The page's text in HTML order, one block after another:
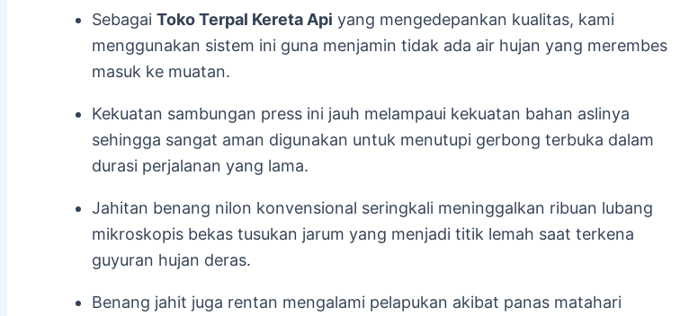
Sebagai Toko Terpal Kereta Api yang mengedepankan kualitas, kami
menggunakan sistem ini guna menjamin tidak ada air hujan yang merembes
masuk ke muatan.
Kekuatan sambungan press ini jauh melampaui kekuatan bahan aslinya
sehingga sangat aman digunakan untuk menutupi gerbong terbuka dalam
durasi perjalanan yang lama.
Jahitan benang nilon konvensional seringkali meninggalkan ribuan lubang
mikroskopis bekas tusukan jarum yang menjadi titik lemah saat terkena
guyuran hujan deras.
Benang jahit juga rentan mengalami pelapukan akibat panas matahari